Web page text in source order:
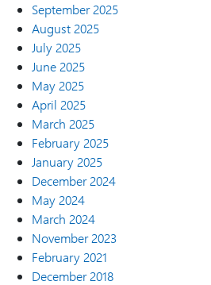
September 2025
August 2025
July 2025
June 2025
May 2025
April 2025
March 2025
February 2025
January 2025
December 2024
May 2024
March 2024
November 2023
February 2021
December 2018